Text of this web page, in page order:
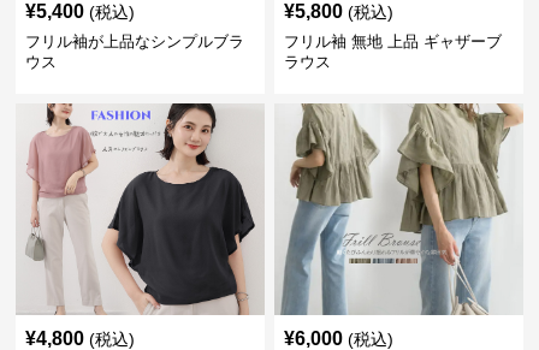
¥5,400 (税込)
フリル袖が上品なシンプルブラ
ウス
¥5,800 (税込)
フリル袖 無地 上品 ギャザーブ
ラウス
¥4,800 (税込) ¥6,000 (税込)